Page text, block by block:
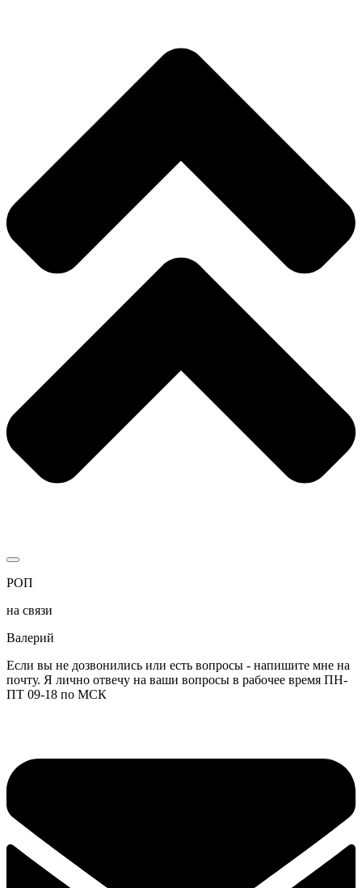
РОП
на связи
Валерий
Если вы не дозвонились или есть вопросы - напишите мне на
почту. Я лично отвечу на ваши вопросы в рабочее время ПН-
ПТ 09-18 по МСК